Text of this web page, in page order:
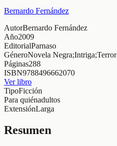
Bernardo Fernández
AutorBernardo Fernández
Año2009
EditorialParnaso
GéneroNovela Negra;Intriga;Terror
Páginas288
ISBN9788496662070
Ver libro
TipoFicción
Para quiénadultos
ExtensiónLarga
Resumen